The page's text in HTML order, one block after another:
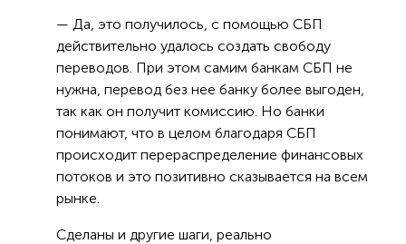
— Да, это получилось, с помощью СБП
действительно удалось создать свободу
переводов. При этом самим банкам СБП не
нужна, перевод без нее банку более выгоден,
так как он получит комиссию. Но банки
понимают, что в целом благодаря СБП
происходит перераспределение финансовых
потоков и это позитивно сказывается на всем
рынке.
Сделаны и другие шаги, реально